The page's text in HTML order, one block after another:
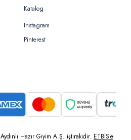
Katalog
Instagram
Pinterest
Aydınlı Hazır Giyim A.Ş. iştirakidir. ETBİS’e